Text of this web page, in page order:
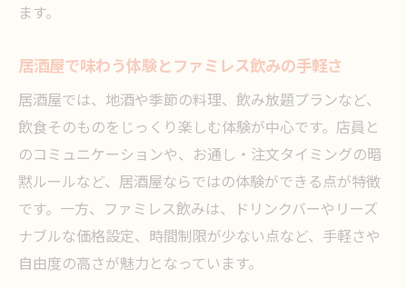
け
居酒屋の個室やカウンター席の魅力と使い
方
ファミレス飲みと居酒屋のメリットを整理
24時間営業や飲み放題を賢く活用するコツ
居酒屋とファミレス飲みのおすすめシーン
気軽な飲み会ならファミレス飲みも有効
ます。
居酒屋で味わう体験とファミレス飲みの手軽さ
居酒屋では、地酒や季節の料理、飲み放題プランなど、
飲食そのものをじっくり楽しむ体験が中心です。店員と
のコミュニケーションや、お通し・注文タイミングの暗
黙ルールなど、居酒屋ならではの体験ができる点が特徴
です。一方、ファミレス飲みは、ドリンクバーやリーズ
ナブルな価格設定、時間制限が少ない点など、手軽さや
自由度の高さが魅力となっています。